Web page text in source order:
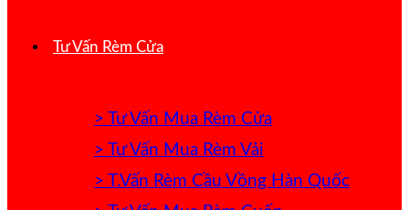
Tư Vấn Rèm Cửa
> Tư Vấn Mua Rèm Cửa
> Tư Vấn Mua Rèm Vải
> T.Vấn Rèm Cầu Vồng Hàn Quốc